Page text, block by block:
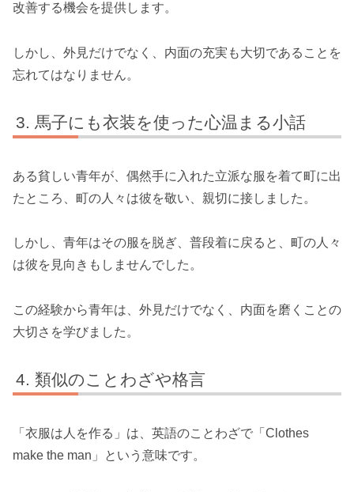
改善する機会を提供します。
しかし、外見だけでなく、内面の充実も大切であることを
忘れてはなりません。
馬子にも衣装を使った心温まる小話
ある貧しい青年が、偶然手に入れた立派な服を着て町に出
たところ、町の人々は彼を敬い、親切に接しました。
しかし、青年はその服を脱ぎ、普段着に戻ると、町の人々
は彼を見向きもしませんでした。
この経験から青年は、外見だけでなく、内面を磨くことの
大切さを学びました。
類似のことわざや格言
「衣服は人を作る」は、英語のことわざで「Clothes
make the man」という意味です。